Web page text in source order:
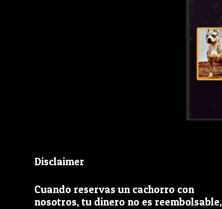
Disclaimer
Cuando reservas un cachorro con
nosotros, tu dinero no es reembolsable,